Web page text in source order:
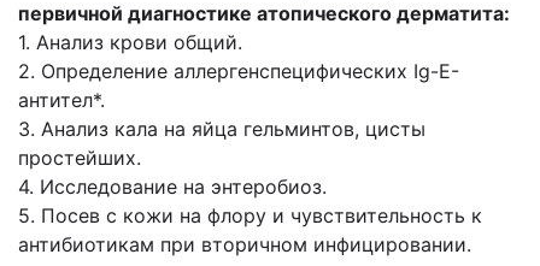
первичной диагностике атопического дерматита:
1. Анализ крови общий.
2. Определение аллергенспецифических Ig-E-
антител*.
3. Анализ кала на яйца гельминтов, цисты
простейших.
4. Исследование на энтеробиоз.
5. Посев с кожи на флору и чувствительность к
антибиотикам при вторичном инфицировании.